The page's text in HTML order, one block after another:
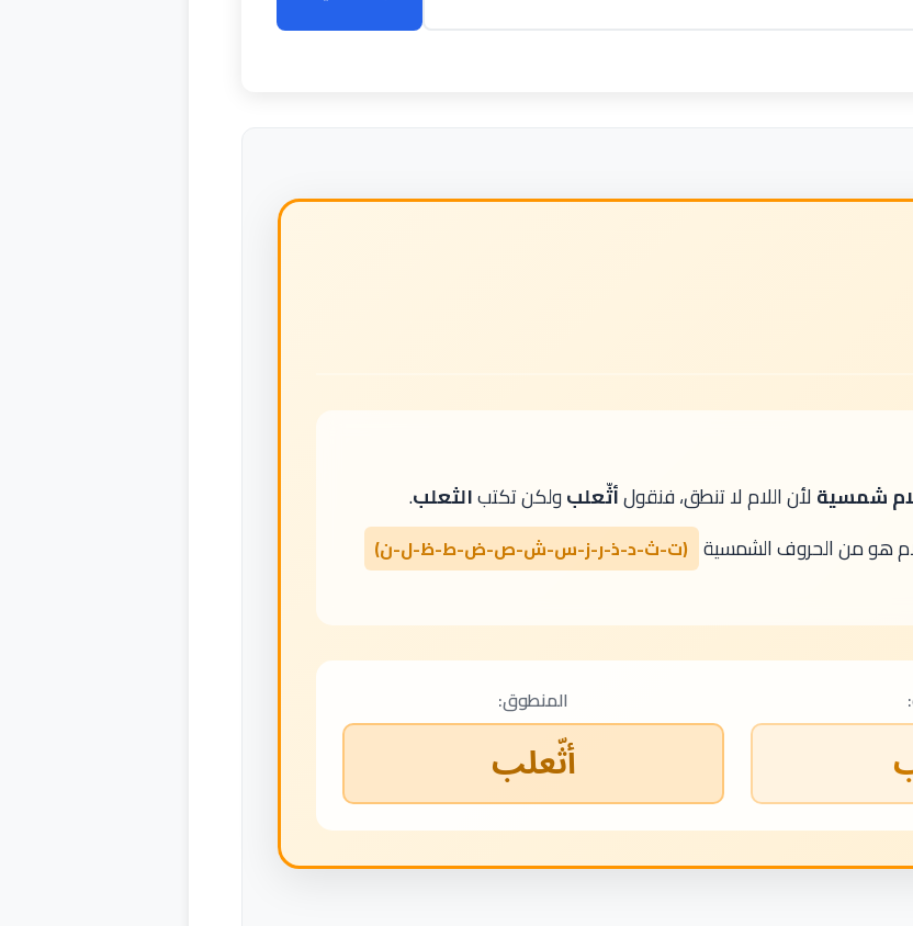
شمسية لأن اللام لا تنطق، فنقولأثّعلبولكن تكتبالثعلب.
هو من الحروف الشمسية (ت-ث-د-ذ-ر-ز-س-ش-ص-ض-ط-ظ-ل-ن)
المنطوق:
أثّعلب